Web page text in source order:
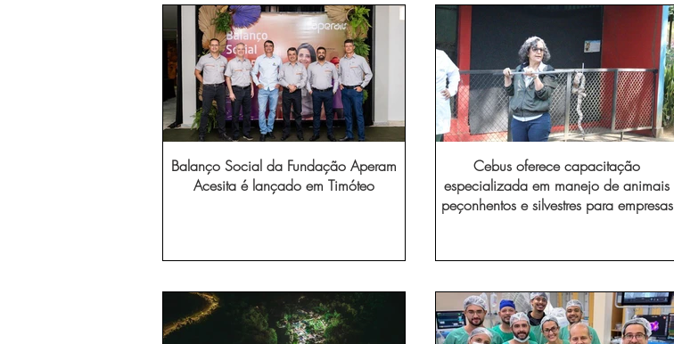
Balanço Social da Fundação Aperam
Acesita é lançado em Timóteo
Cebus oferece capacitação
especializada em manejo de animais
peçonhentos e silvestres para empresas